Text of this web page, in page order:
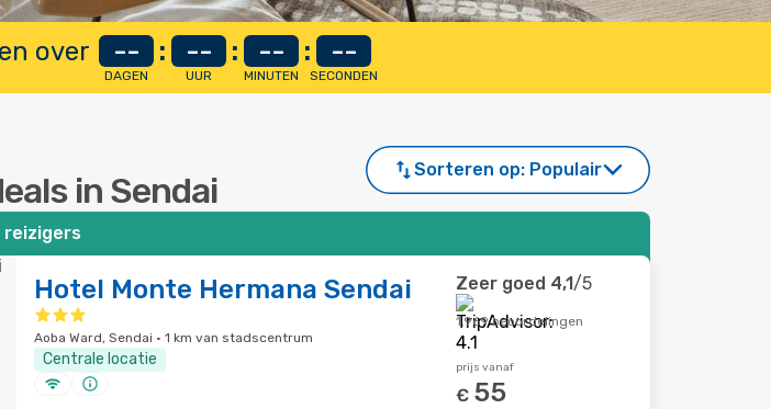
over --
DAGEN
: --
UUR
: --
MINUTEN
: --
SECONDEN
in Sendai
Sorteren op: Populair
reizigers
Hotel Monte Hermana Sendai
Aoba Ward, Sendai · 1 km van stadscentrum
Centrale locatie
Zeer goed 4,1/5
1.969 beoordelingen
prijs vanaf
€ 55